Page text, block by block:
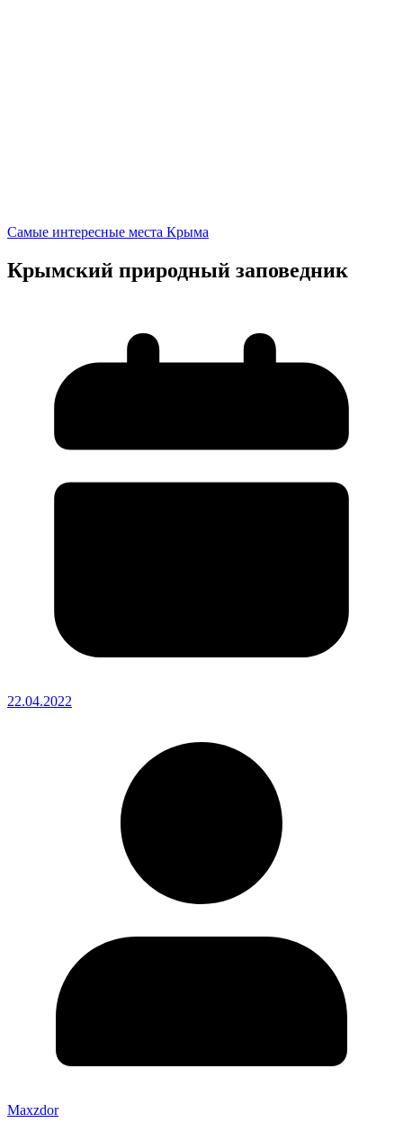
Самые интересные места Крыма
Крымский природный заповедник
22.04.2022
Maxzdor